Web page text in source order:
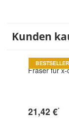
Kunden
BESTSELLER
Fräser für x-
21,42 €*